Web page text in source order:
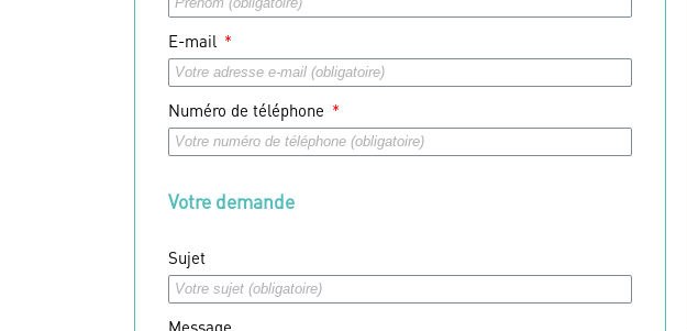
E-mail
Numéro de téléphone
Votre demande
Sujet